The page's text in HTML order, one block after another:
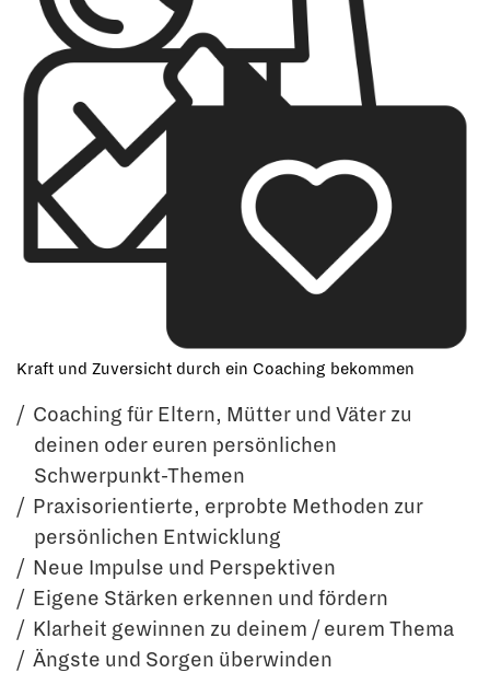
Kraft und Zuversicht durch ein Coaching bekommen
Coaching für Eltern, Mütter und Väter zu
deinen oder euren persönlichen
Schwerpunkt-Themen
Praxisorientierte, erprobte Methoden zur
persönlichen Entwicklung
Neue Impulse und Perspektiven
Eigene Stärken erkennen und fördern
Klarheit gewinnen zu deinem / eurem Thema
Ängste und Sorgen überwinden